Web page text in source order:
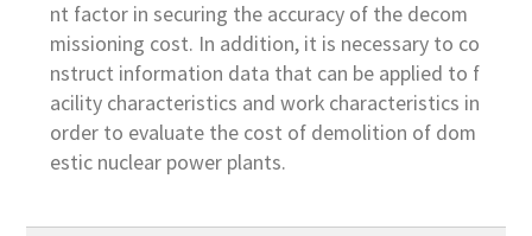
nt factor in securing the accuracy of the decom
missioning cost. In addition, it is necessary to co
nstruct information data that can be applied to f
acility characteristics and work characteristics in
order to evaluate the cost of demolition of dom
estic nuclear power plants.